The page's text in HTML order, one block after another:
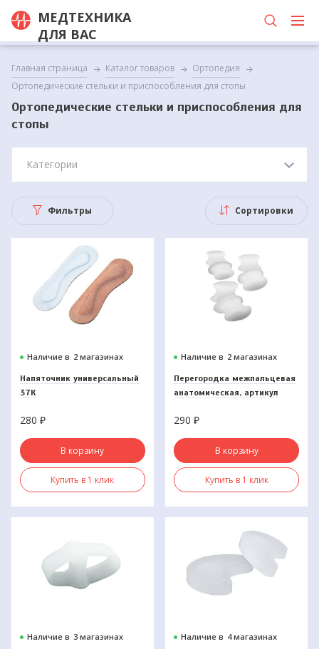
МЕДТЕХНИКА
ДЛЯ ВАС
Главная страница Каталог товаров
Ортопедия
Ортопедические стельки и приспособления для стопы
Ортопедические стельки и приспособления для
стопы
Категории
Фильтры Сортировки
Наличие в 2 магазинах
Напяточник универсальный
37К
280 ₽
В корзину
Купить в 1 клик
Наличие в 2 магазинах
Перегородка межпальцевая
анатомическая, артикул
290₽
В корзину
Купить в 1 клик
Наличие в 3 магазинах Наличие в 4 магазинах